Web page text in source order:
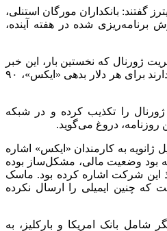
گفتند: بانکداران مورگان استنلی،
برنامه‌ریزی شده در هفته آینده،
ژورنال که نخستین بار، این خبر
را گزارش کرد، بانک‌ها انتظار دارند برای هر دلار بدهی «ایکس»، ۹۰
را تکذیب کرده و در شبکه
دروغ می‌گوید.
ژانویه به کارمندان «ایکس» اشاره
بود وضعیت مالی، مشکل‌ساز بوده
این شرکت اشاره کرده بود. ماسک
چنین ایمیلی را ارسال نکرده
شامل بانک امریکا و بارکلیز، به